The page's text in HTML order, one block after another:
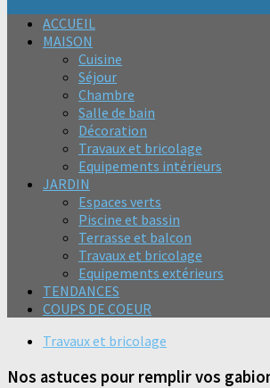
ACCUEIL
MAISON
Cuisine
Séjour
Chambre
Salle de bain
Décoration
Travaux et bricolage
Equipements intérieurs
JARDIN
Espaces verts
Piscine et bassin
Terrasse et balcon
Travaux et bricolage
Equipements extérieurs
TENDANCES
COUPS DE COEUR
Travaux et bricolage
Nos astuces pour remplir vos